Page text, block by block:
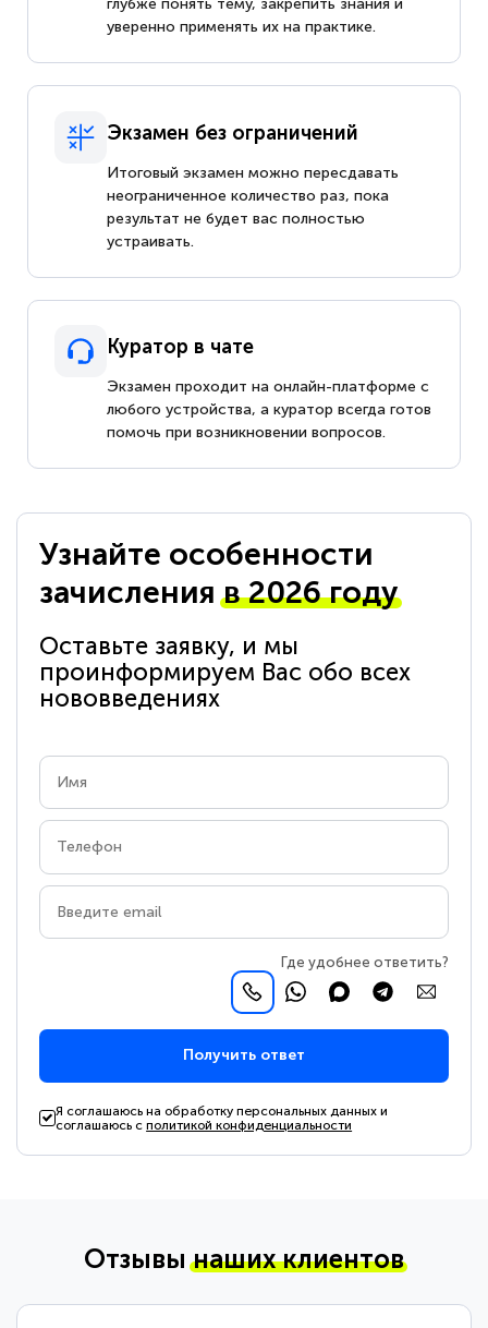
глубже понять тему, закрепить знания и
уверенно применять их на практике.
Экзамен без ограничений
Итоговый экзамен можно пересдавать
неограниченное количество раз, пока
результат не будет вас полностью
устраивать.
Куратор в чате
Экзамен проходит на онлайн-платформе с
любого устройства, а куратор всегда готов
помочь при возникновении вопросов.
Узнайте особенности
зачисленияв 2026 году
Оставьте заявку, и мы
проинформируем Вас обо всех
нововведениях
Где удобнее ответить?
Получить ответ
Я соглашаюсь на обработку персональных данных и
соглашаюсь сполитикой конфиденциальности
Отзывынаших клиентов